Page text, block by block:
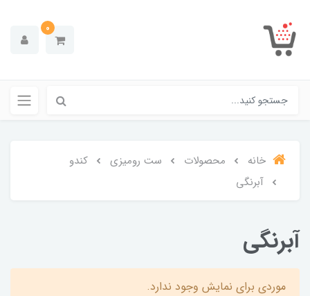
0
خانه محصولات ست رومیزی
کندو
آبرنگی
آبرنگی
موردی برای نمایش وجود ندارد.